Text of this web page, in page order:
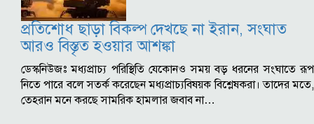
প্রতিশোধ ছাড়া বিকল্প দেখছে না ইরান, সংঘাত
আরও বিস্তৃত হওয়ার আশঙ্কা
ডেস্কনিউজঃ মধ্যপ্রাচ্য পরিস্থিতি যেকোনও সময় বড় ধরনের সংঘাতে রূপ
নিতে পারে বলে সতর্ক করেছেন মধ্যপ্রাচ্যবিষয়ক বিশ্লেষকরা। তাদের মতে,
তেহরান মনে করছে সামরিক হামলার জবাব না…